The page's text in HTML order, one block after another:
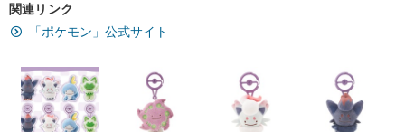
関連リンク
「ポケモン」公式サイト